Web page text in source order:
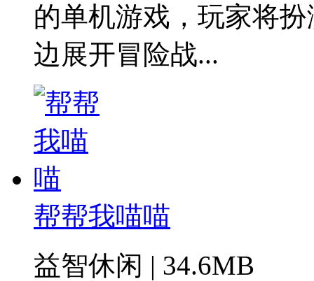
的单机游戏，玩家将
边展开冒险战...
帮帮我喵喵
益智休闲 | 34.6MB